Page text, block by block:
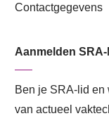
Contactgegevens
Aanmelden
Ben je SRA-lid en
van actueel